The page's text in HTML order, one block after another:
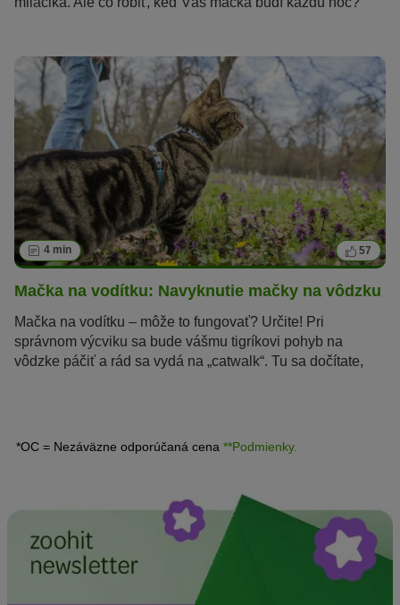
4 min 57
Mačka na vodítku: Navyknutie mačky na vôdzku
Mačka na vodítku – môže to fungovať? Určite! Pri
správnom výcviku sa bude vášmu tigríkovi pohyb na
vôdzke páčiť a rád sa vydá na „catwalk“. Tu sa dočítate,
*OC = Nezáväzne odporúčaná cena **Podmienky.